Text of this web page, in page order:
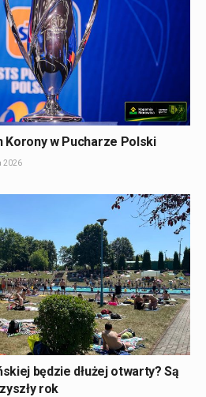
Korony w Pucharze Polski
2026
będzie dłużej otwarty? Są
rok